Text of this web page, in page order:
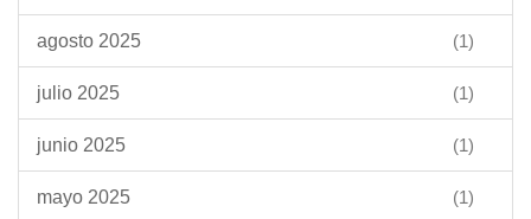
agosto 2025 (1)
julio 2025 (1)
junio 2025 (1)
mayo 2025 (1)